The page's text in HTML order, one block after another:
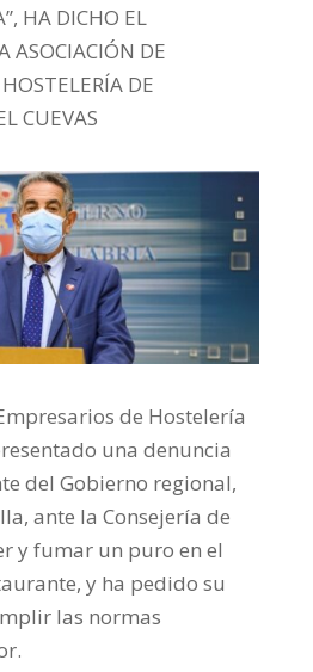
HA DICHO EL
ASOCIACIÓN DE
DE
CUEVAS
de Hostelería
una denuncia
del Gobierno regional,
ante la Consejería de
y fumar un puro en el
y ha pedido su
las normas